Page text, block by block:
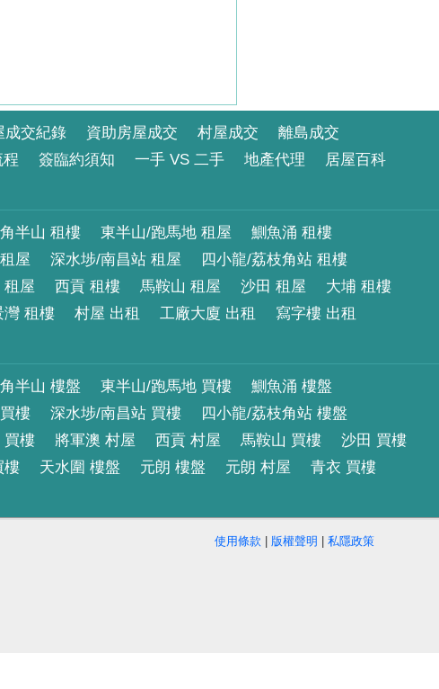
成交紀錄 資助房屋成交 村屋成交
離島成交
程 簽臨約須知 一手 VS 二手 地產代理
居屋百科
半山 租樓 東半山/跑馬地 租屋
鰂魚涌 租樓
屋 深水埗/南昌站 租屋
四小龍/荔枝角站 租樓
租屋 西貢 租樓 馬鞍山 租屋 沙田 租屋
大埔 租樓
灣 租樓 村屋 出租 工廠大廈 出租
寫字樓 出租
半山 樓盤 東半山/跑馬地 買樓
鰂魚涌 樓盤
樓 深水埗/南昌站 買樓
四小龍/荔枝角站 樓盤
買樓 將軍澳 村屋 西貢 村屋 馬鞍山 買樓
沙田 買樓
樓 天水圍 樓盤 元朗 樓盤 元朗 村屋
青衣 買樓
使用條款 | 版權聲明 | 私隱政策